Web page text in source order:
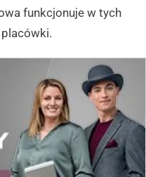
funkcjonuje w tych